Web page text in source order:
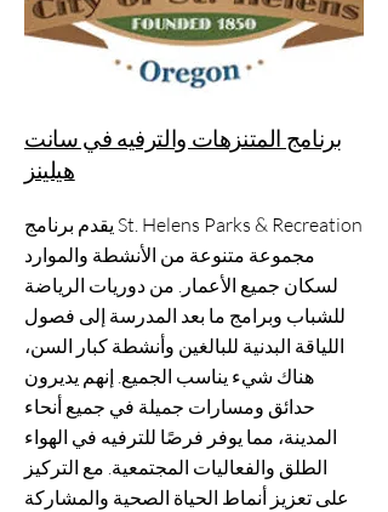
برنامج المتنزهات والترفيه في سانت
هيلينز
يقدم برنامج St. Helens Parks & Recreation
مجموعة متنوعة من الأنشطة والموارد
لسكان جميع الأعمار. من دوريات الرياضة
للشباب وبرامج ما بعد المدرسة إلى فصول
اللياقة البدنية للبالغين وأنشطة كبار السن،
هناك شيء يناسب الجميع. إنهم يديرون
حدائق ومسارات جميلة في جميع أنحاء
المدينة، مما يوفر فرصًا للترفيه في الهواء
الطلق والفعاليات المجتمعية. مع التركيز
على تعزيز أنماط الحياة الصحية والمشاركة